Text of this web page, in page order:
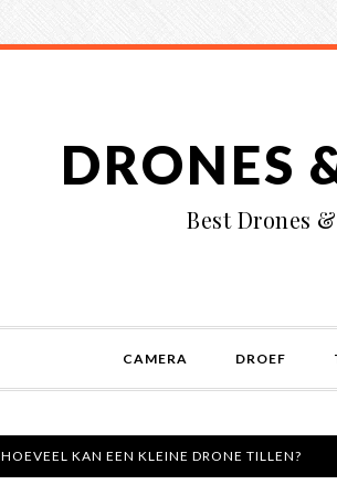
DRONES
Best Drones
CAMERA DROEF
HOEVEEL KAN EEN KLEINE DRONE TILLEN?